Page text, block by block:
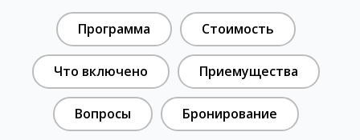
Программа Стоимость
Что включено Приемущества
Вопросы Бронирование